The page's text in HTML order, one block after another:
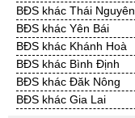
BĐS khác Thái Nguyên
BĐS khác Yên Bái
BĐS khác Khánh Hoà
BĐS khác Bình Định
BĐS khác Đăk Nông
BĐS khác Gia Lai